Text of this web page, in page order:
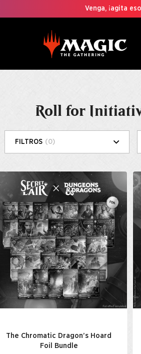
Venga, ¡agita
Roll for
FILTROS (0)
The Chromatic Dragon’s Hoard
Foil Bundle